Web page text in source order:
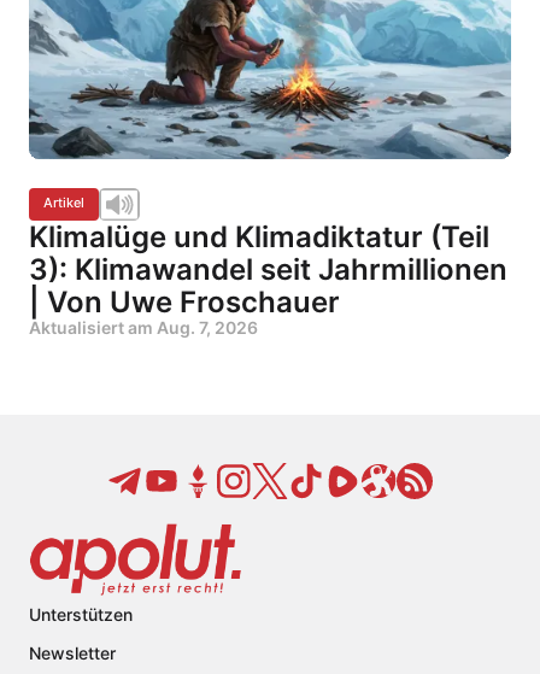
Artikel
Klimalüge und Klimadiktatur (Teil
3): Klimawandel seit Jahrmillionen
| Von Uwe Froschauer
Aktualisiert am Aug. 7, 2026
Unterstützen
Newsletter